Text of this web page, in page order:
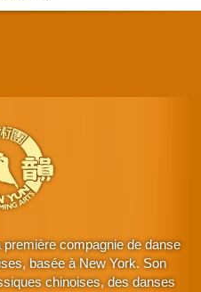
compagnie de danse
basée à New York. Son
chinoises, des danses